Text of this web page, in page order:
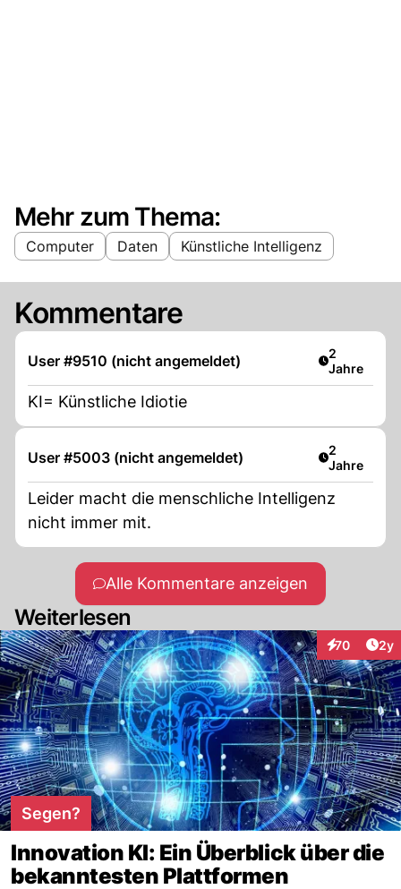
Mehr zum Thema:
Computer Daten Künstliche Intelligenz
Kommentare
User #9510 (nicht angemeldet) Artikel
2
Jahre
KI= Künstliche Idiotie
User #5003 (nicht angemeldet) Artikel
2
Jahre
Leider macht die menschliche Intelligenz
nicht immer mit.
Alle Kommentare anzeigen
Weiterlesen
70
Interaktionen
2y
Segen?
Innovation KI: Ein Überblick über die
bekanntesten Plattformen